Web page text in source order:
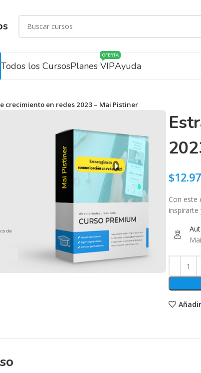
Todos los CursosPlanes VIP
OFERTA
Ayuda
crecimiento en redes 2023 – Mai Pistiner
$12.97
Con este
inspirarte